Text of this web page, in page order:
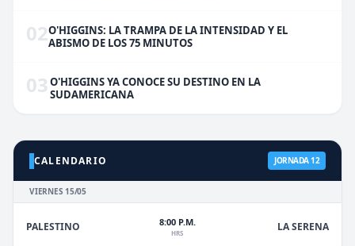
02O'HIGGINS: LA TRAMPA DE LA INTENSIDAD Y EL
ABISMO DE LOS 75 MINUTOS
03 O'HIGGINS YA CONOCE SU DESTINO EN LA
SUDAMERICANA
CALENDARIO JORNADA 12
VIERNES 15/05
PALESTINO 8:00 P.M.
HRS LA SERENA